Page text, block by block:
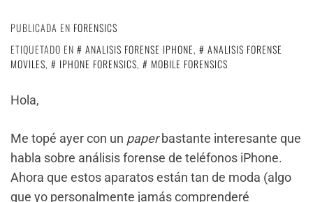
PUBLICADA EN FORENSICS
ETIQUETADO EN
ANALISIS FORENSE IPHONE,
ANALISIS FORENSE
MOVILES, IPHONE FORENSICS, MOBILE FORENSICS
Hola,
Me topé ayer con un paperbastante interesante que
habla sobre análisis forense de teléfonos iPhone.
Ahora que estos aparatos están tan de moda (algo
que yo personalmente jamás comprenderé